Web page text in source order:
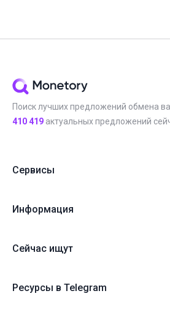
Поиск лучших предложений обмена
410 419 актуальных предложений
Сервисы
Информация
Сейчас ищут
Ресурсы в Telegram